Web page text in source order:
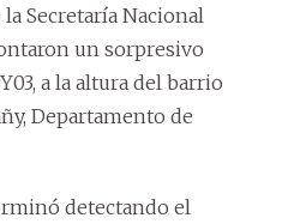
Secretaría Nacional
un sorpresivo
a la altura del barrio
Departamento de
detectando el